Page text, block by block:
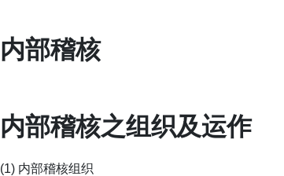
内部稽核
内部稽核之组织及运作
(1) 内部稽核组织